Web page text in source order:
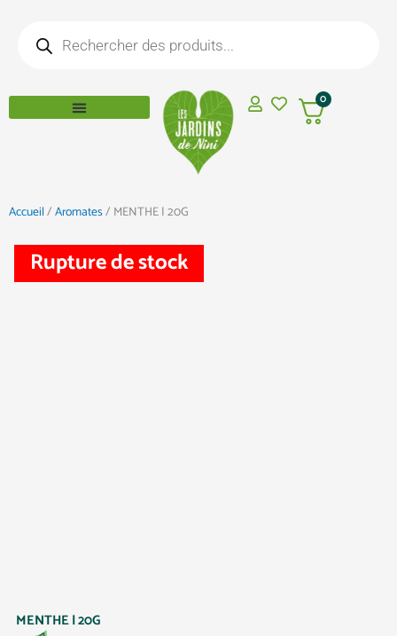
contenuproduits
0
Accueil/Aromates/ MENTHE | 20G
Rupture de stock
MENTHE | 20G